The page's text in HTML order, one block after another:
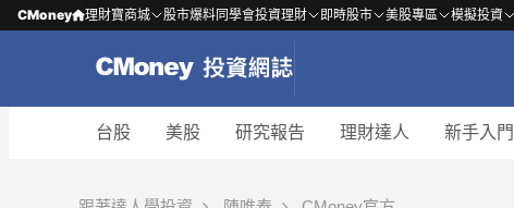
CMoney 理財寶商城 股市爆料同學會投資理財 即時股市 美股專區 模擬投資
台股 美股 研究報告 理財達人 新手入門